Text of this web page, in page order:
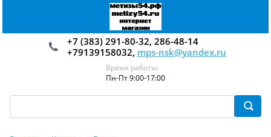
+7 (383) 291-80-32, 286-48-14
+79139158032, mps-nsk@yandex.ru
Время работы:
Пн-Пт 9:00-17:00